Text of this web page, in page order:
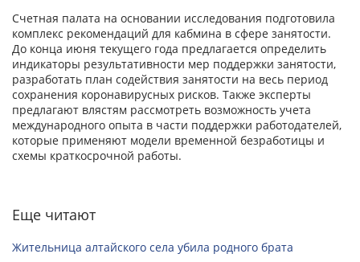
Счетная палата на основании исследования подготовила
комплекс рекомендаций для кабмина в сфере занятости.
До конца июня текущего года предлагается определить
индикаторы результативности мер поддержки занятости,
разработать план содействия занятости на весь период
сохранения коронавирусных рисков. Также эксперты
предлагают влястям рассмотреть возможность учета
международного опыта в части поддержки работодателей,
которые применяют модели временной безработицы и
схемы краткосрочной работы.
Еще читают
Жительница алтайского села убила родного брата